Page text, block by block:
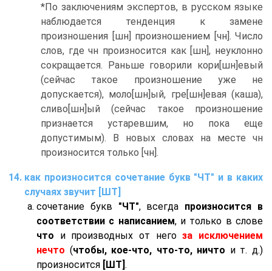
*По заключениям экспертов, в русском языке
наблюдается тенденция к замене
произношения [шн] произношением [чн]. Число
слов, где чн произносится как [шн], неуклонно
сокращается. Раньше говорили кори[шн]евый
(сейчас такое произношение уже не
допускается), моло[шн]ый, гре[шн]евая (каша),
сливо[шн]ый (сейчас такое произношение
признается устаревшим, но пока еще
допустимым). В новых словах на месте чн
произносится только [чн].
как произносится сочетание букв "ЧТ" и в каких
случаях звучит [ШТ]
сочетание букв "ЧТ", всегда произносится в
соответствии с написанием, и только в слове
что и производных от негоза исключением
нечто (чтобы, кое-что, что-то, ничто и т. д.)
произносится [ШТ] .